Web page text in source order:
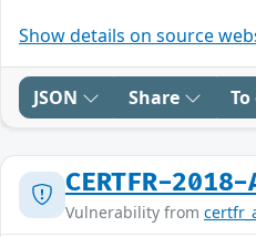
Show details on source
JSON Share
CERTFR-
Vulnerability from